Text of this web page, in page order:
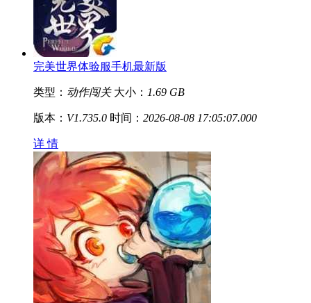
完美世界体验服手机最新版
类型： 动作闯关 大小： 1.69 GB
版本： V1.735.0 时间： 2026-08-08 17:05:07.000
详 情